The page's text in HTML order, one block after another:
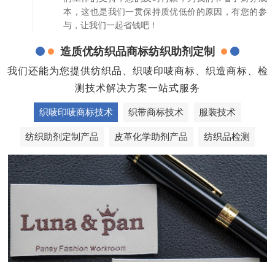
本，这也是我们一贯保持质优低价的原因，有您的参
与，让我们一起省钱吧！
造质优纺织品商标纺织助剂定制
我们还能为您提供纺织品、织唛印唛商标、织造商标、检
测技术解决方案一站式服务
织唛印唛商标技术 织带商标技术 服装技术
纺织助剂定制产品 皮革化学助剂产品 纺织品检测